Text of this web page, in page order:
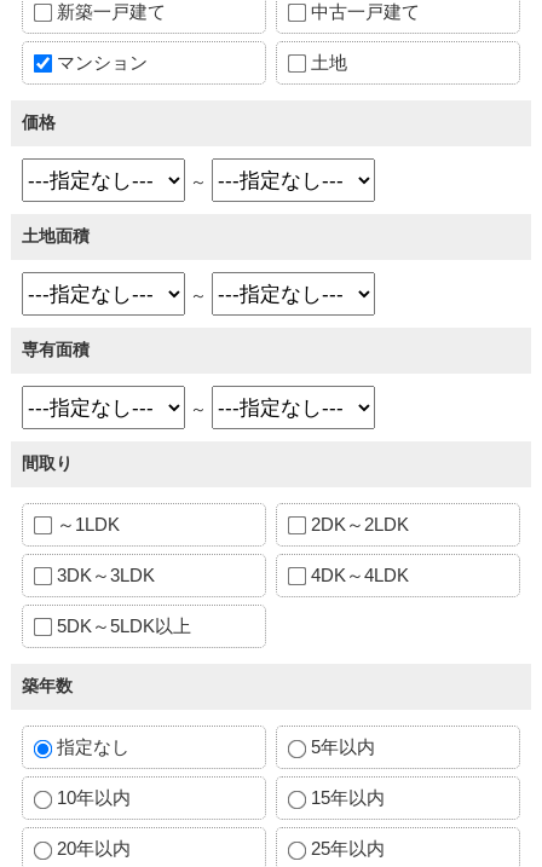
新築一戸建て 中古一戸建て
マンション 土地
価格
～
土地面積
～
専有面積
～
間取り
～1LDK 2DK～2LDK
3DK～3LDK 4DK～4LDK
5DK～5LDK以上
築年数
指定なし 5年以内
10年以内 15年以内
20年以内 25年以内